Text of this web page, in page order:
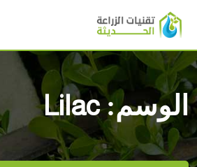
الوسم:Lilac